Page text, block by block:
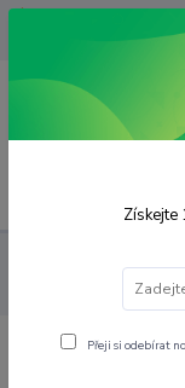
OPAVA 733537099/
734541648/OLOMOUC
PRO JEZDCE
Dětský moto dres
Dětský
Získejte
Přeji si odebírat